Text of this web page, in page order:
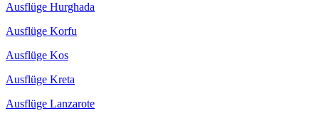
Ausflüge Hurghada
Ausflüge Korfu
Ausflüge Kos
Ausflüge Kreta
Ausflüge Lanzarote